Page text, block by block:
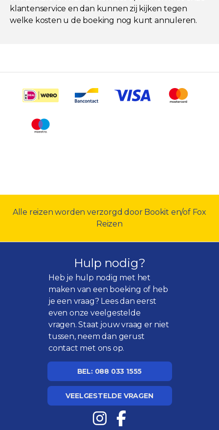
klantenservice en dan kunnen zij kijken tegen
welke kosten u de boeking nog kunt annuleren.
Alle reizen worden verzorgd door Bookit en/of Fox
Reizen
Hulp nodig?
Heb je hulp nodig met het
maken van een boeking of heb
je een vraag? Lees dan eerst
even onzeveelgestelde
vragen. Staat jouw vraag er niet
tussen, neem dan gerust
contact met ons op.
BEL: 088 033 1555
VEELGESTELDE VRAGEN